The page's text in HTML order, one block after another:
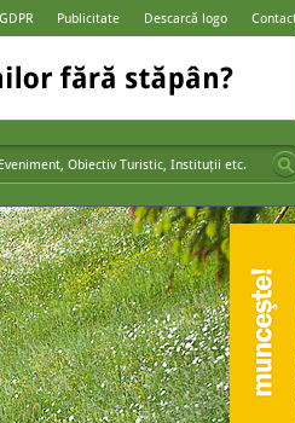
Publicitate Descarcă logo